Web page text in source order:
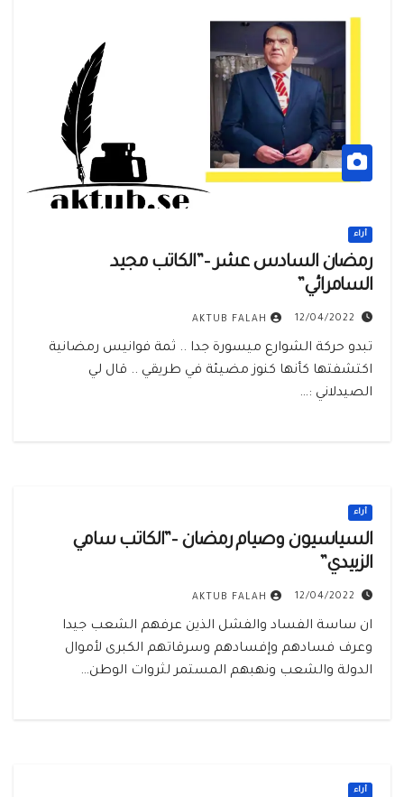
رمضان السادس عشر –”الكاتب مجيد
السامرائي”
12/04/2022
AKTUB FALAH
تبدو حركة الشوارع ميسورة جدا .. ثمة فوانيس رمضانية
اكتشفتها كأنها كنوز مضيئة في طريقي .. قال لي
الصيدلاني :…
السياسيون وصيام رمضان –”الكاتب سامي
الزبيدي”
12/04/2022
AKTUB FALAH
ان ساسة الفساد والفشل الذين عرفهم الشعب جيدا
وعرف فسادهم وإفسادهم وسرقاتهم الكبرى لأموال
الدولة والشعب ونهبهم المستمر لثروات الوطن…